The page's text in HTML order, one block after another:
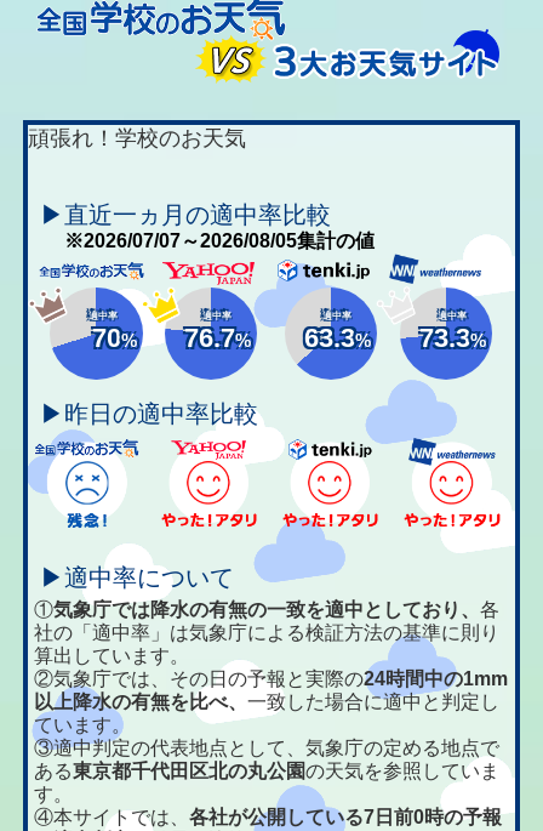
頑張れ！学校のお天気
▶直近一ヵ月の適中率比較
※2026/07/07～2026/08/05集計の値
適中率
70%
適中率
76.7%
適中率
63.3%
適中率
73.3%
▶昨日の適中率比較
▶適中率について
①気象庁では降水の有無の一致を適中としており、各
社の「適中率」は気象庁による検証方法の基準に則り
算出しています。
②気象庁では、その日の予報と実際の24時間中の1mm
以上降水の有無を比べ、一致した場合に適中と判定し
ています。
③適中判定の代表地点として、気象庁の定める地点で
ある東京都千代田区北の丸公園の天気を参照していま
す。
④本サイトでは、各社が公開している7日前0時の予報